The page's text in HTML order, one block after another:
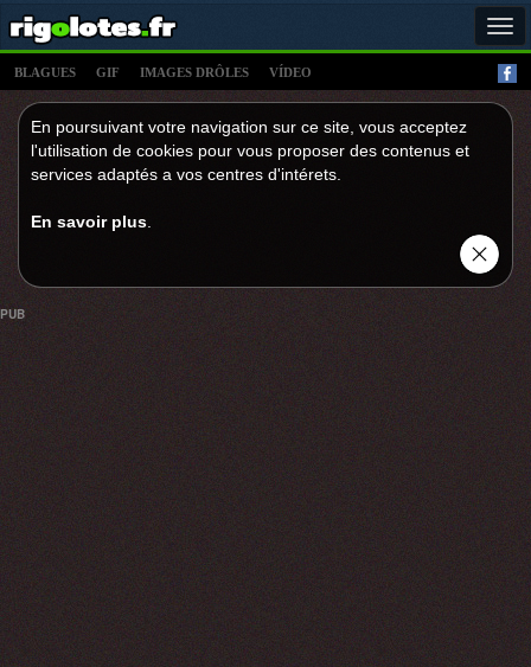
BLAGUES GIF IMAGES DRÔLES VÍDEO
En poursuivant votre navigation sur ce site, vous acceptez
l'utilisation de cookies pour vous proposer des contenus et
services adaptés a vos centres d'intérets.
En savoir plus
PUB